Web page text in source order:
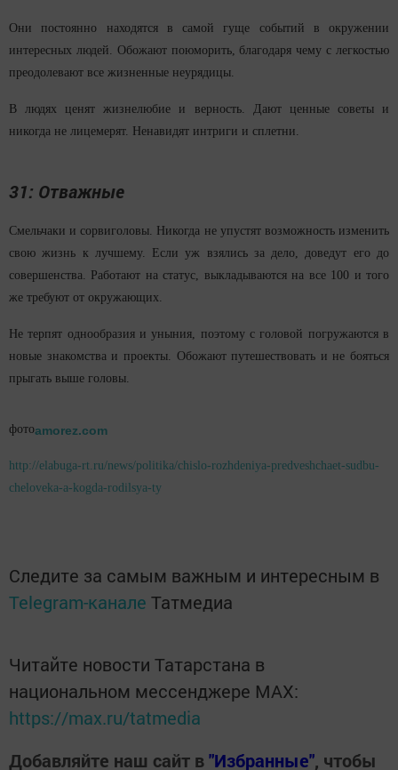
Они постоянно находятся в самой гуще событий в окружении
интересных людей. Обожают поюморить, благодаря чему с легкостью
преодолевают все жизненные неурядицы.
В людях ценят жизнелюбие и верность. Дают ценные советы и
никогда не лицемерят. Ненавидят интриги и сплетни.
31: Отважные
Смельчаки и сорвиголовы. Никогда не упустят возможность изменить
свою жизнь к лучшему. Если уж взялись за дело, доведут его до
совершенства. Работают на статус, выкладываются на все 100 и того
же требуют от окружающих.
Не терпят однообразия и уныния, поэтому с головой погружаются в
новые знакомства и проекты. Обожают путешествовать и не бояться
прыгать выше головы.
фотоamorez.com
http://elabuga-rt.ru/news/politika/chislo-rozhdeniya-predveshchaet-sudbu-
cheloveka-a-kogda-rodilsya-ty
Следите за самым важным и интересным в
Telegram-канале Татмедиа
Читайте новости Татарстана в
национальном мессенджере MАХ:
https://max.ru/tatmedia
Добавляйте наш сайт в"Избранные", чтобы